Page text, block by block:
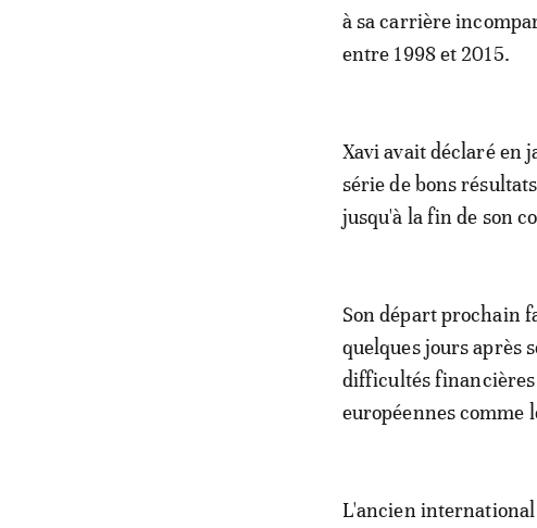
à sa carrière
entre 1998 et 2015.
Xavi avait déclaré en
série de bons
jusqu'à la fin de son
Son départ prochain
quelques jours après
difficultés financières
européennes comme
L'ancien international